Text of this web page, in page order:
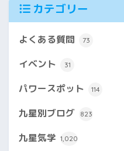
カテゴリー
よくある質問 73
イベント 31
パワースポット 114
九星別ブログ 823
九星気学 1,020